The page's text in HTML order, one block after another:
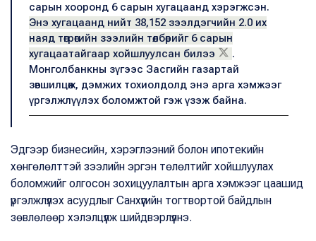
сарын хооронд 6 сарын хугацаанд хэрэгжсэн.
Энэ хугацаанд нийт 38,152 зээлдэгчийн 2.0 их
наяд төгрөгийн зээлийн төлбөрийг 6 сарын
хугацаатайгаар хойшлуулсан билээ
.
Монголбанкны зүгээс Засгийн газартай
зөвшилцөж, дэмжих тохиолдолд энэ арга хэмжээг
үргэлжлүүлэх боломжтой гэж үзэж байна.
Эдгээр бизнесийн, хэрэглээний болон ипотекийн
хөнгөлөлттэй зээлийн эргэн төлөлтийг хойшлуулах
боломжийг олгосон зохицуулалтын арга хэмжээг цаашид
үргэлжлүүлэх асуудлыг Санхүүгийн тогтвортой байдлын
зөвлөлөөр хэлэлцүүлж шийдвэрлүүлнэ.